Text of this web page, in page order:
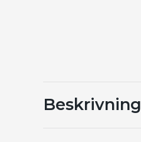
Beskrivning